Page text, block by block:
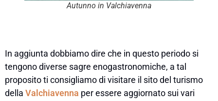
Autunno in Valchiavenna
In aggiunta dobbiamo dire che in questo periodo si
tengono diverse sagre enogastronomiche, a tal
proposito ti consigliamo di visitare il sito del turismo
della Valchiavenna per essere aggiornato sui vari